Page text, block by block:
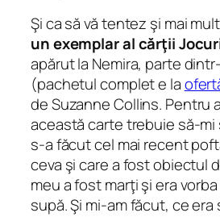
Şi ca să vă tentez şi mai
un exemplar al cărţii
apărut la Nemira, parte
(pachetul complet e la
de Suzanne Collins. Pentru
această carte trebuie să-
s-a făcut cel mai recent
ceva şi care a fost obiectul
meu a fost marţi şi era
supă. Şi mi-am făcut, ce era